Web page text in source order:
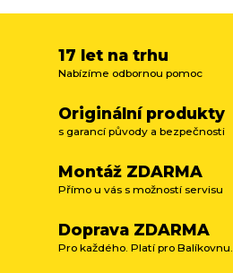
17 let na trhu
Nabízíme odbornou pomoc
Originální produkty
s garancí původy a bezpečnosti
Montáž ZDARMA
Přímo u vás s možností servisu
Doprava ZDARMA
Pro každého. Platí pro Balíkovnu.